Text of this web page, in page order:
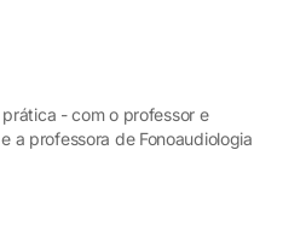
- com o professor e
a professora de Fonoaudiologia